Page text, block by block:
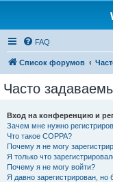
FAQ
Список форумов
Часто
Вход на конференцию и
Зачем мне нужно
Что такое COPPA?
Почему я не могу
Я только что
Почему я не могу войти?
Я давно зарегистрирован, но